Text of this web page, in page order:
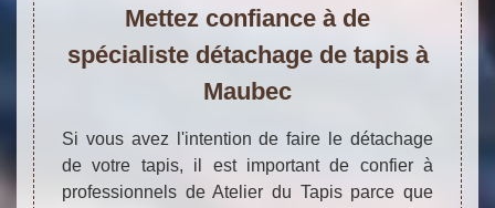
Mettez confiance à de
spécialiste détachage de tapis à
Maubec
Si vous avez l'intention de faire le détachage
de votre tapis, il est important de confier à
professionnels de Atelier du Tapis parce que